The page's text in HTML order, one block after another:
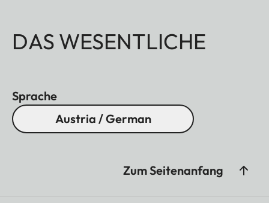
DAS WESENTLICHE
Sprache
Austria / German
Zum Seitenanfang